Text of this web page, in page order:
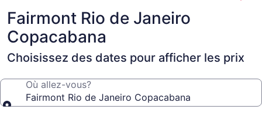
Fairmont Rio de Janeiro
Copacabana
Choisissez des dates pour afficher les prix
Où allez-vous?
Fairmont Rio de Janeiro Copacabana